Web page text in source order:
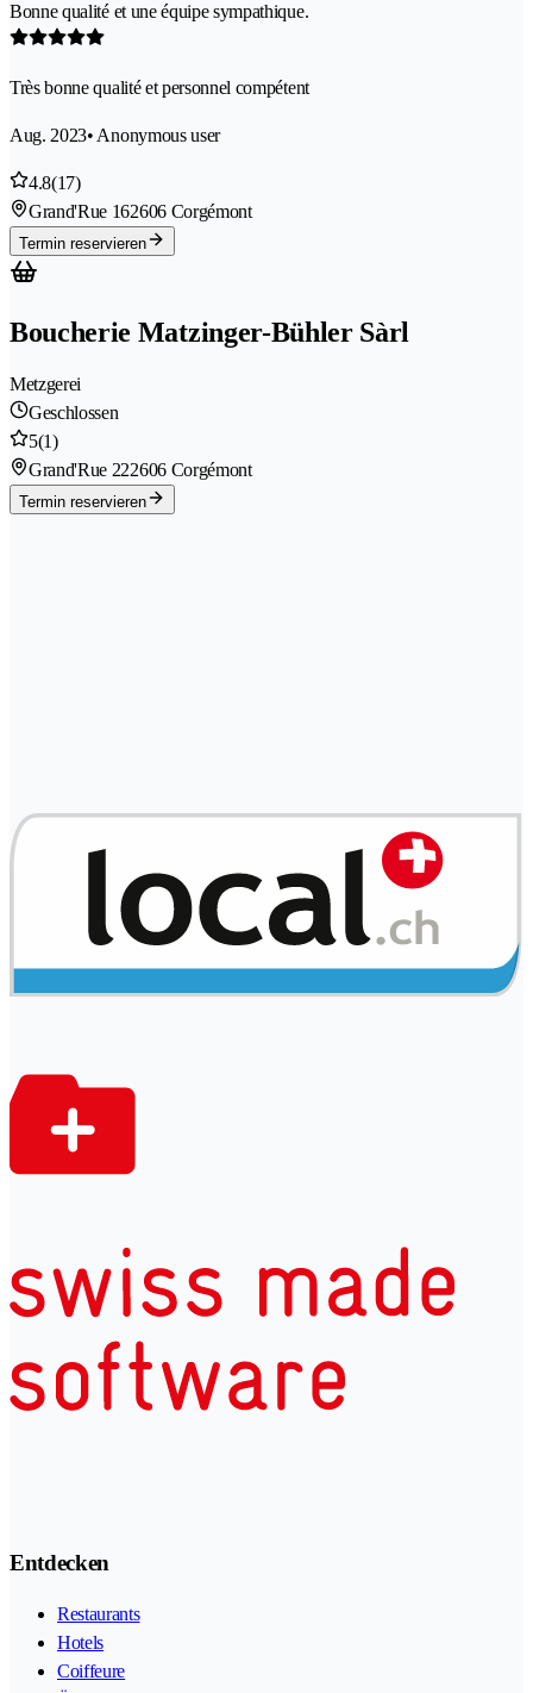
Bonne qualité et une équipe sympathique.
Très bonne qualité et personnel compétent
Aug. 2023• Anonymous user
4.8(17)
Grand'Rue 162606 Corgémont
Termin reservieren
Boucherie Matzinger-Bühler Sàrl
Metzgerei
Geschlossen
5(1)
Grand'Rue 222606 Corgémont
Termin reservieren
Entdecken
Restaurants
Hotels
Coiffeure